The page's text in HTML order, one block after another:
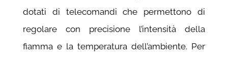
dotati di telecomandi che permettono di
regolare con precisione l’intensità della
fiamma e la temperatura dell’ambiente. Per